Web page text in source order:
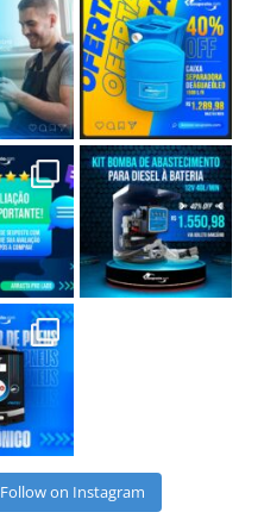
Follow on Instagram